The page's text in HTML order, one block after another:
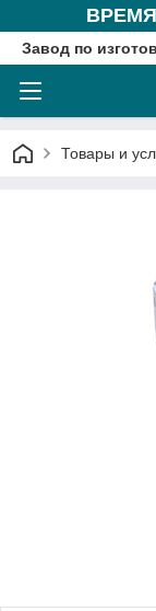
Завод по
Товары и